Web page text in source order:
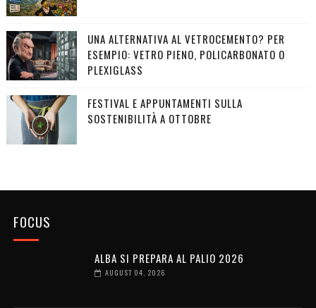
UNA ALTERNATIVA AL VETROCEMENTO? PER
ESEMPIO: VETRO PIENO, POLICARBONATO O
PLEXIGLASS
FESTIVAL E APPUNTAMENTI SULLA
SOSTENIBILITÀ A OTTOBRE
FOCUS
ALBA SI PREPARA AL PALIO 2026
AUGUST 04, 2026